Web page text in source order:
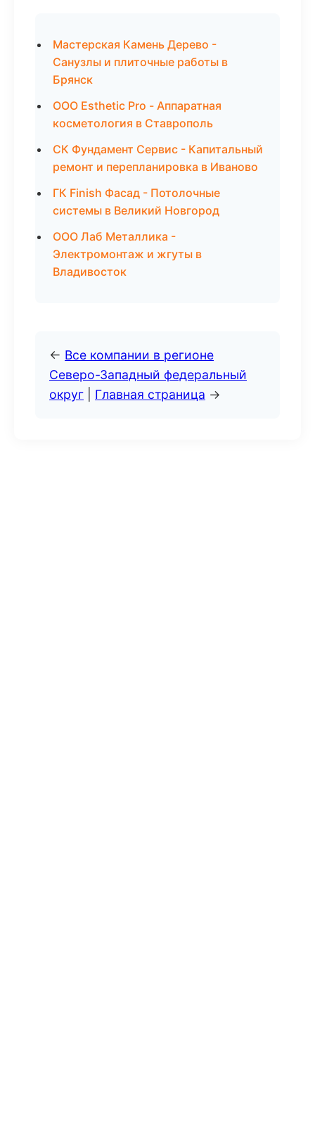
Мастерская Камень Дерево -
Санузлы и плиточные работы в
Брянск
ООО Esthetic Pro - Аппаратная
косметология в Ставрополь
СК Фундамент Сервис - Капитальный
ремонт и перепланировка в Иваново
ГК Finish Фасад - Потолочные
системы в Великий Новгород
ООО Лаб Металлика -
Электромонтаж и жгуты в
Владивосток
← Все компании в регионе
Северо-Западный федеральный
округ
Главная страница →